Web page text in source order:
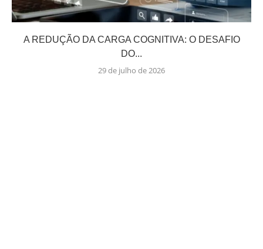
A REDUÇÃO DA CARGA COGNITIVA: O DESAFIO
DO...
29 de julho de 2026